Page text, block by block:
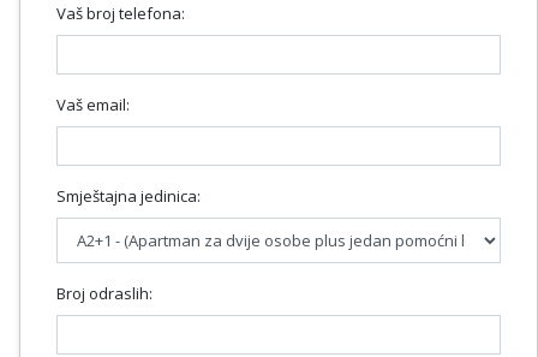
Vaš broj telefona:
Vaš email:
Smještajna jedinica:
Broj odraslih: